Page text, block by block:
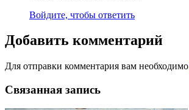
Войдите, чтобы ответить
Добавить комментарий
Для отправки комментария вам необходимо
Связанная запись